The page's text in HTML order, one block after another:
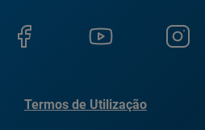
Termos de Utilização